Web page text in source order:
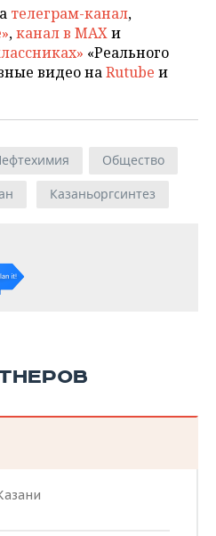
телеграм-канал,
,канал в MAXи
«Реального
видео наRutube и
Общество
Казаньоргсинтез